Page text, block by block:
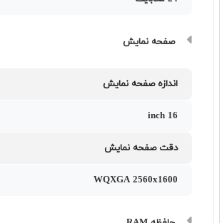
صفحه نمایش
اندازه صفحه نمایش
16 inch
دقت صفحه نمایش
WQXGA 2560x1600